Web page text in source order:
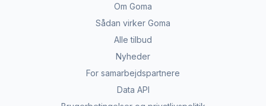
Om Goma
Sådan virker Goma
Alle tilbud
Nyheder
For samarbejdspartnere
Data API